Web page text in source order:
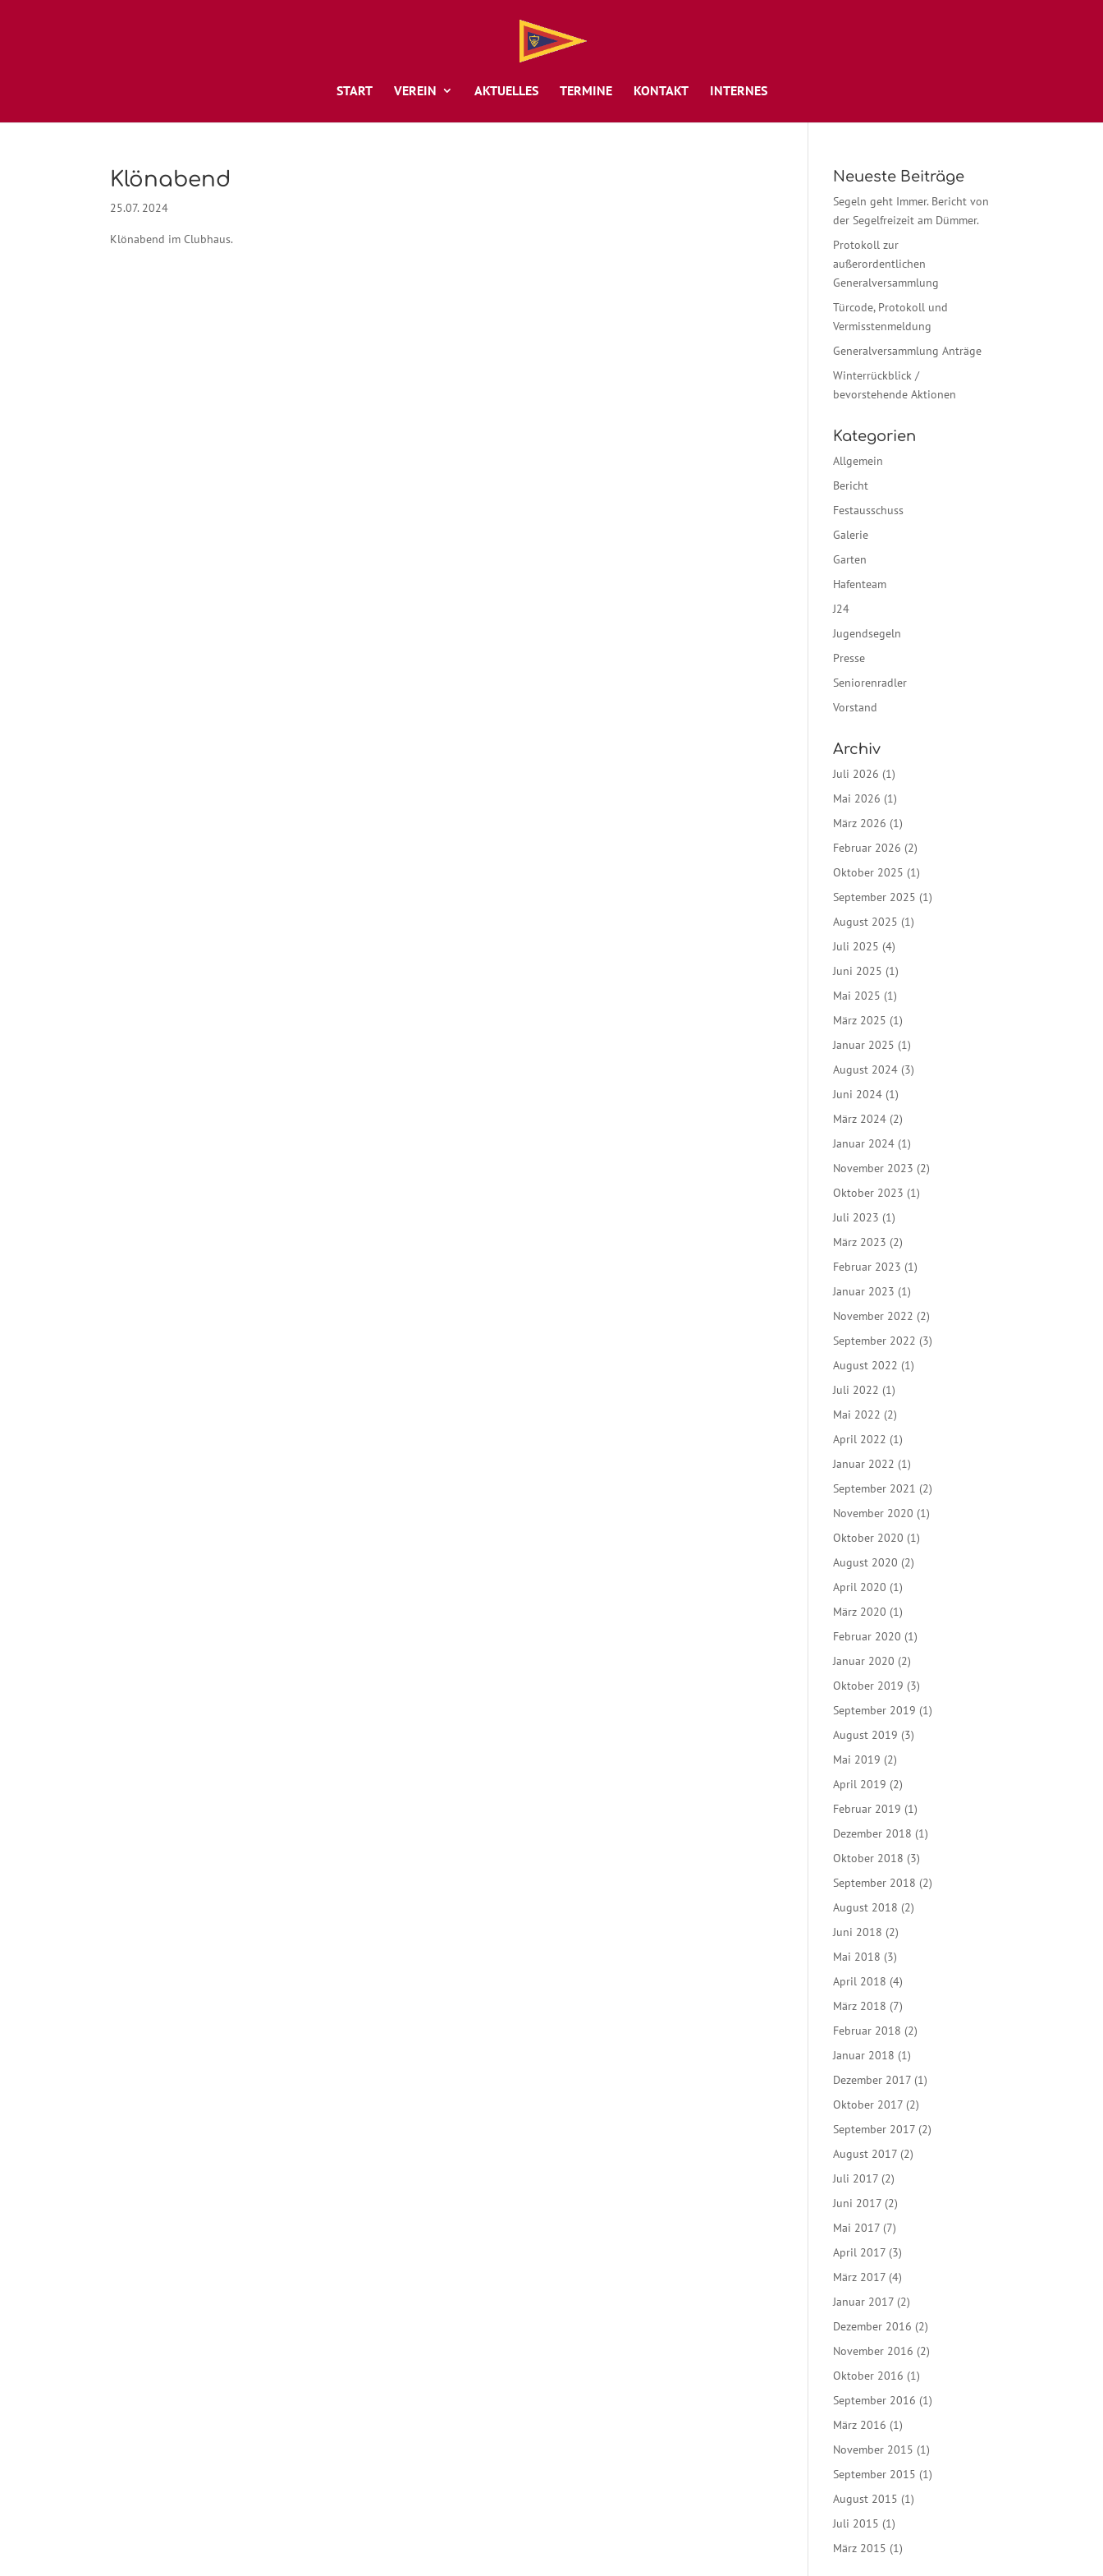
START VEREIN AKTUELLES TERMINE KONTAKT INTERNES
Klönabend
25.07. 2024
Klönabend im Clubhaus.
Neueste Beiträge
Segeln geht Immer. Bericht von
der Segelfreizeit am Dümmer.
Protokoll zur
außerordentlichen
Generalversammlung
Türcode, Protokoll und
Vermisstenmeldung
Generalversammlung Anträge
Winterrückblick /
bevorstehende Aktionen
Kategorien
Allgemein
Bericht
Festausschuss
Galerie
Garten
Hafenteam
J24
Jugendsegeln
Presse
Seniorenradler
Vorstand
Archiv
Juli 2026 (1)
Mai 2026 (1)
März 2026 (1)
Februar 2026 (2)
Oktober 2025 (1)
September 2025 (1)
August 2025 (1)
Juli 2025 (4)
Juni 2025 (1)
Mai 2025 (1)
März 2025 (1)
Januar 2025 (1)
August 2024 (3)
Juni 2024 (1)
März 2024 (2)
Januar 2024 (1)
November 2023 (2)
Oktober 2023 (1)
Juli 2023 (1)
März 2023 (2)
Februar 2023 (1)
Januar 2023 (1)
November 2022 (2)
September 2022 (3)
August 2022 (1)
Juli 2022 (1)
Mai 2022 (2)
April 2022 (1)
Januar 2022 (1)
September 2021 (2)
November 2020 (1)
Oktober 2020 (1)
August 2020 (2)
April 2020 (1)
März 2020 (1)
Februar 2020 (1)
Januar 2020 (2)
Oktober 2019 (3)
September 2019 (1)
August 2019 (3)
Mai 2019 (2)
April 2019 (2)
Februar 2019 (1)
Dezember 2018 (1)
Oktober 2018 (3)
September 2018 (2)
August 2018 (2)
Juni 2018 (2)
Mai 2018 (3)
April 2018 (4)
März 2018 (7)
Februar 2018 (2)
Januar 2018 (1)
Dezember 2017 (1)
Oktober 2017 (2)
September 2017 (2)
August 2017 (2)
Juli 2017 (2)
Juni 2017 (2)
Mai 2017 (7)
April 2017 (3)
März 2017 (4)
Januar 2017 (2)
Dezember 2016 (2)
November 2016 (2)
Oktober 2016 (1)
September 2016 (1)
März 2016 (1)
November 2015 (1)
September 2015 (1)
August 2015 (1)
Juli 2015 (1)
März 2015 (1)